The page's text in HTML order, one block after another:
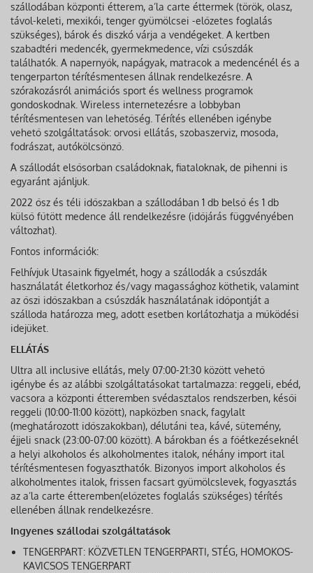
szállodában központi étterem, a’la carte éttermek (török, olasz,
távol-keleti, mexikói, tenger gyümölcsei -előzetes foglalás
szükséges), bárok és diszkó várja a vendégeket. A kertben
szabadtéri medencék, gyermekmedence, vízi csúszdák
találhatók. A napernyők, napágyak, matracok a medencénél és a
tengerparton térítésmentesen állnak rendelkezésre. A
szórakozásról animációs sport és wellness programok
gondoskodnak. Wireless internetezésre a lobbyban
térítésmentesen van lehetőség. Térítés ellenében igénybe
vehető szolgáltatások: orvosi ellátás, szobaszerviz, mosoda,
fodrászat, autókölcsönző.
A szállodát elsősorban családoknak, fiataloknak, de pihenni is
egyaránt ajánljuk.
2022 ősz és téli időszakban a szállodában 1 db belső és 1 db
külső fűtött medence áll rendelkezésre (időjárás függvényében
változhat).
Fontos információk:
Felhívjuk Utasaink figyelmét, hogy a szállodák a csúszdák
használatát életkorhoz és/vagy magassághoz köthetik, valamint
az őszi időszakban a csúszdák használatának időpontját a
szálloda határozza meg, adott esetben korlátozhatja a működési
idejüket.
ELLÁTÁS
Ultra all inclusive ellátás, mely 07:00-21:30 között vehető
igénybe és az alábbi szolgáltatásokat tartalmazza: reggeli, ebéd,
vacsora a központi étteremben svédasztalos rendszerben, késői
reggeli (10:00-11:00 között), napközben snack, fagylalt
(meghatározott időszakokban), délutáni tea, kávé, sütemény,
éjjeli snack (23:00-07:00 között). A bárokban és a főétkezéseknél
a helyi alkoholos és alkoholmentes italok, néhány import ital
térítésmentesen fogyaszthatók. Bizonyos import alkoholos és
alkoholmentes italok, frissen facsart gyümölcslevek, fogyasztás
az a’la carte étteremben(előzetes foglalás szükséges) térítés
ellenében állnak rendelkezésre.
Ingyenes szállodai szolgáltatások
TENGERPART: KÖZVETLEN TENGERPARTI, STÉG, HOMOKOS-
KAVICSOS TENGERPART